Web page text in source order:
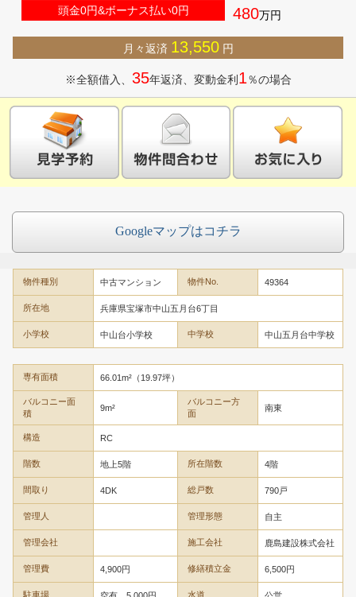
頭金0円&ボーナス払い0円 480万円
月々返済 13,550円
※全額借入、 35年返済、変動金利 1％の場合
Googleマップはコチラ
物件種別 中古マンション 物件No. 49364
所在地 兵庫県宝塚市中山五月台6丁目
小学校 中山台小学校 中学校 中山五月台中学校
専有面積 66.01m²（19.97坪）
バルコニー面
積
9m²
バルコニー方
面
南東
構造 RC
階数 地上5階 所在階数 4階
間取り 4DK 総戸数 790戸
管理人 管理形態 自主
管理会社 施工会社 鹿島建設株式会社
管理費 4,900円 修繕積立金 6,500円
駐車場 水道